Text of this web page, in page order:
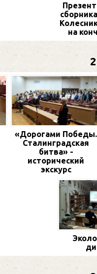
на
«Дорогами Победы.
Сталинградская
битва» -
исторический
экскурс